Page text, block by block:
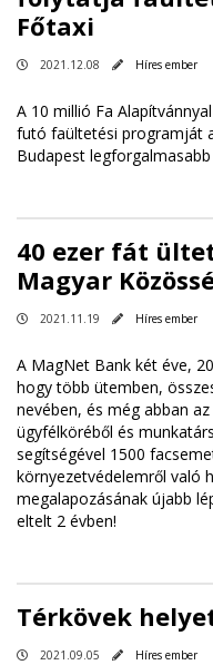
Főtaxi
2021.12.08 Híres ember
A 10 millió Fa
futó faültetési programját
Budapest
40 ezer fát
Magyar
2021.11.19 Híres ember
A MagNet Bank két éve,
hogy több ütemben,
nevében, és még abban
ügyfélköréből és
segítségével 1500
környezetvédelemről való
megalapozásának újabb
eltelt 2 évben!
Térkövek
2021.09.05 Híres ember